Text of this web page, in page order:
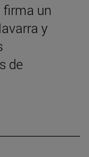
firma un
y
de